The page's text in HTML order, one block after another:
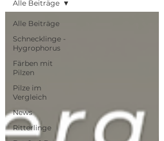
Alle Beiträge
Schnecklinge -
Hygrophorus
Färben mit
Pilzen
Pilze im
Vergleich
News
Ritterlinge
Alle Beiträge